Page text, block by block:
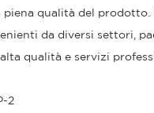
piena qualità del prodotto.
da diversi settori,
qualità e servizi
2